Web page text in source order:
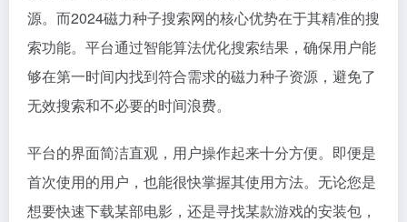
源。而2024磁力种子搜索网的核心优势在于其精准的搜
索功能。平台通过智能算法优化搜索结果，确保用户能
够在第一时间内找到符合需求的磁力种子资源，避免了
无效搜索和不必要的时间浪费。
平台的界面简洁直观，用户操作起来十分方便。即便是
首次使用的用户，也能很快掌握其使用方法。无论您是
想要快速下载某部电影，还是寻找某款游戏的安装包，